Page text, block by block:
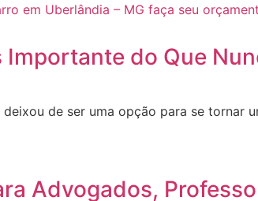
em Uberlândia – MG faça seu
Importante do Que
de ser uma opção para se tornar
Advogados,